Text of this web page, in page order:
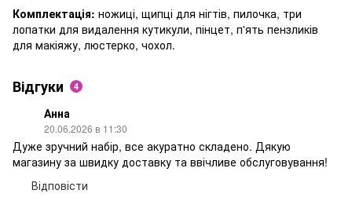
Комплектація: ножиці, щипці для нігтів, пилочка, три
лопатки для видалення кутикули, пінцет, п'ять пензликів
для макіяжу, люстерко, чохол.
Відгуки 4
Анна
20.06.2026 в 11:30
Дуже зручний набір, все акуратно складено. Дякую
магазину за швидку доставку та ввічливе обслуговування!
Відповісти